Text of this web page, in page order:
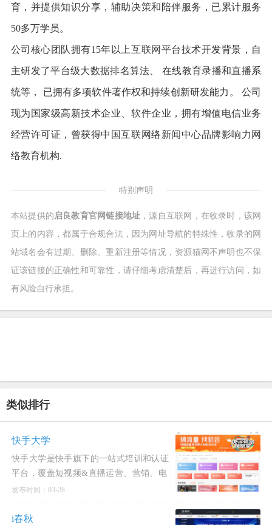
育，并提供知识分享，辅助决策和陪伴服务，已累计服务
50多万学员。
公司核心团队拥有15年以上互联网平台技术开发背景，自
主研发了平台级大数据排名算法、 在线教育录播和直播系
统等， 已拥有多项软件著作权和持续创新研发能力。 公司
现为国家级高新技术企业、软件企业，拥有增值电信业务
经营许可证，曾获得中国互联网络新闻中心品牌影响力网
络教育机构.
特别声明
本站提供的 启良教育官网链接地址 ，源自互联网，在收录时，该网
页上的内容，都属于合规合法，因为网址导航的特殊性，收录的网
站域名会有过期、删除、重新注册等情况，资源猫网不声明也不保
证该链接的正确性和可靠性，请仔细考虑清楚后，再进行访问，如
有风险自行承担。
类似排行
快手大学
快手大学是快手旗下的一站式培训和认证
平台，覆盖短视频&直播运营、营销、电
商赋能等方向。以专业、系统的课程，全
发布时间：03-28
i春秋